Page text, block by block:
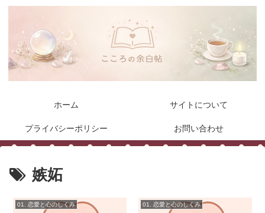
ホーム サイトについて
プライバシーポリシー お問い合わせ
嫉妬
01. 恋愛と心のしくみ 01. 恋愛と心のしくみ